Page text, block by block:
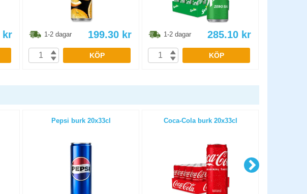
kr 1-2 dagar 199.30 kr
KÖP
1-2 dagar 285.10 kr
KÖP
Pepsi burk 20x33cl Coca-Cola burk 20x33cl